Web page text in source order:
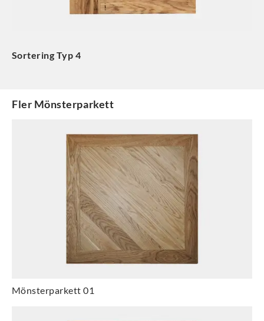
Sortering Typ 4
Fler Mönsterparkett
Mönsterparkett 01